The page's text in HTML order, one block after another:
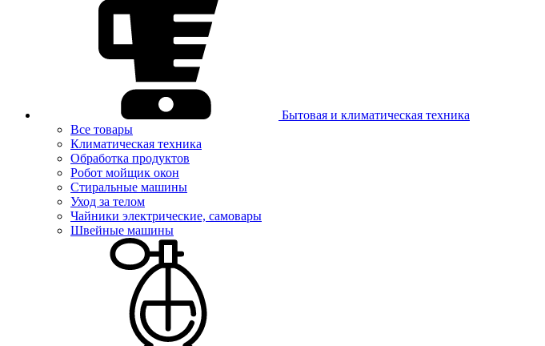
Бытовая и климатическая техника
Все товары
Климатическая техника
Обработка продуктов
Робот мойщик окон
Стиральные машины
Уход за телом
Чайники электрические, самовары
Швейные машины